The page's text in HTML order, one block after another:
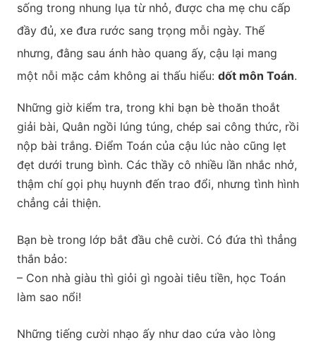
sống trong nhung lụa từ nhỏ, được cha mẹ chu cấp
đầy đủ, xe đưa rước sang trọng mỗi ngày. Thế
nhưng, đằng sau ánh hào quang ấy, cậu lại mang
một nỗi mặc cảm không ai thấu hiểu: dốt môn Toán.
Những giờ kiểm tra, trong khi bạn bè thoăn thoắt
giải bài, Quân ngồi lúng túng, chép sai công thức, rồi
nộp bài trắng. Điểm Toán của cậu lúc nào cũng lẹt
đẹt dưới trung bình. Các thầy cô nhiều lần nhắc nhở,
thậm chí gọi phụ huynh đến trao đổi, nhưng tình hình
chẳng cải thiện.
Bạn bè trong lớp bắt đầu chê cười. Có đứa thì thẳng
thắn bảo:
– Con nhà giàu thì giỏi gì ngoài tiêu tiền, học Toán
làm sao nổi!
Những tiếng cười nhạo ấy như dao cứa vào lòng